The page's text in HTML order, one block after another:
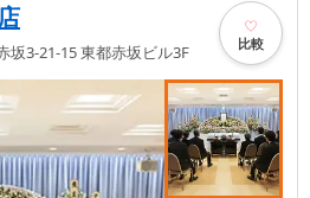
坂3-21-15 東都赤坂ビル3F 比較